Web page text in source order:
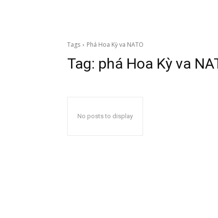
Tags Phá Hoa Kỳ va NATO
Tag: phá Hoa Kỳ va
No posts to display